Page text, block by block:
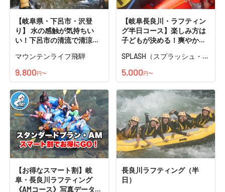
【岐阜県・下呂市・沢登
り】 水の感触が気持ちい
い！下呂市の清流で清涼・
マウンテンライフ飛騨
9,800円〜
【岐阜長良川・ラフティン
グ半日コース】楽しみ方は
子どもが決める！爽やかな
才から参加可能！＞写真プ
レゼント！
SPLASH（スプラッシュ・岐
5,000円〜
【お得なスマート割】岐
阜・長良川ラフティング
《AMコース》写真データ全
長良川ラフティング（半
日）